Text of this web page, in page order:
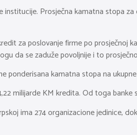
institucije. Prosječna kamatna stopa
za poslovanje firme po
da se zaduže povoljnije i to
ponderisana kamatna stopa na
milijarde KM kredita. Od toga
ima 274 organizacione jedinice,